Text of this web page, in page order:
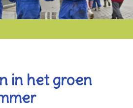
in het groen